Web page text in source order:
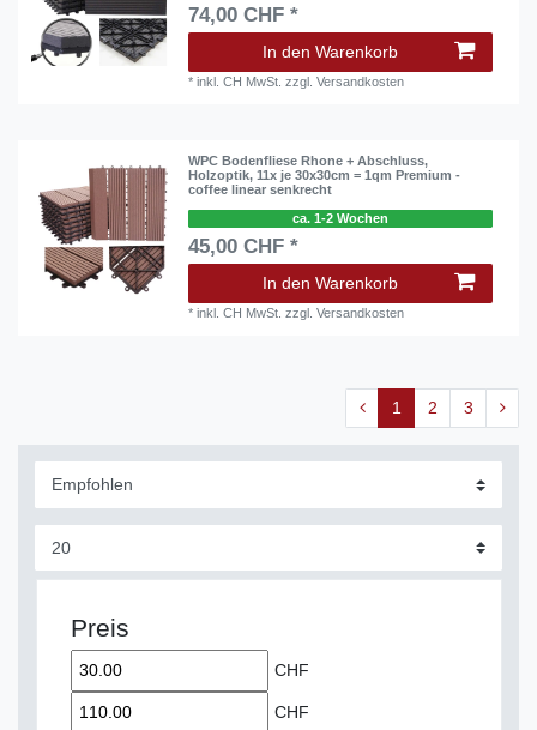
74,00 CHF *
In den Warenkorb
*inkl. CH MwSt. zzgl.Versandkosten
WPC Bodenfliese Rhone + Abschluss,
Holzoptik, 11x je 30x30cm = 1qm Premium -
coffee linear senkrecht
ca. 1-2 Wochen
45,00 CHF *
In den Warenkorb
*inkl. CH MwSt. zzgl.Versandkosten
1 2 3
Preis
CHF
CHF